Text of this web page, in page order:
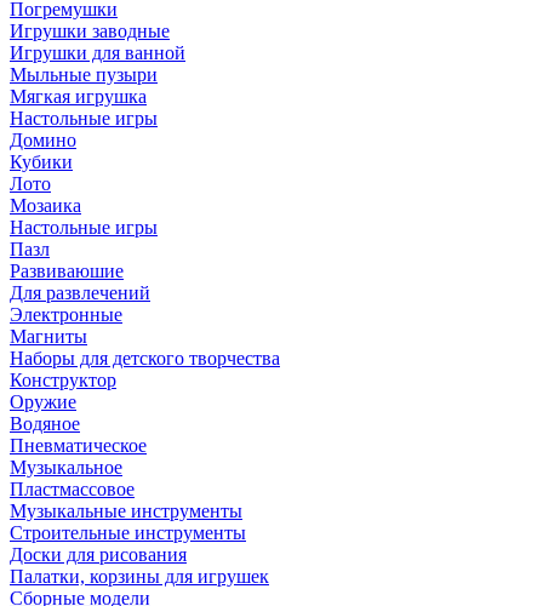
Погремушки
Игрушки заводные
Игрушки для ванной
Мыльные пузыри
Мягкая игрушка
Настольные игры
Домино
Кубики
Лото
Мозаика
Настольные игры
Пазл
Развиваюшие
Для развлечений
Электронные
Магниты
Наборы для детского творчества
Конструктор
Оружие
Водяное
Пневматическое
Музыкальное
Пластмассовое
Музыкальные инструменты
Строительные инструменты
Доски для рисования
Палатки, корзины для игрушек
Сборные модели